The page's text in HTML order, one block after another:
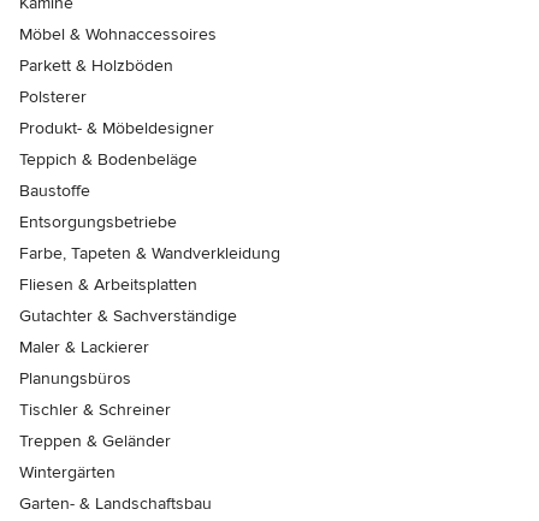
Möbel & Wohnaccessoires
Parkett & Holzböden
Polsterer
Produkt- & Möbeldesigner
Teppich & Bodenbeläge
Baustoffe
Entsorgungsbetriebe
Farbe, Tapeten & Wandverkleidung
Fliesen & Arbeitsplatten
Gutachter & Sachverständige
Maler & Lackierer
Planungsbüros
Tischler & Schreiner
Treppen & Geländer
Wintergärten
Garten- & Landschaftsbau